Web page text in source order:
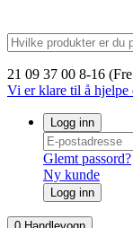
21 09 37 00 8-16
Vi er klare til å hjelpe
Logg inn
Glemt passord?
Ny kunde
Logg inn